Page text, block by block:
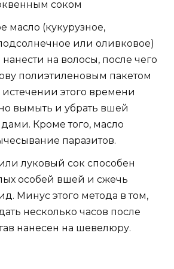
соком
масло (кукурузное,
или оливковое)
на волосы, после чего
полиэтиленовым пакетом
истечении этого времени
вымыть и убрать вшей
Кроме того, масло
паразитов.
луковый сок способен
особей вшей и сжечь
Минус этого метода в том,
несколько часов после
нанесен на шевелюру.